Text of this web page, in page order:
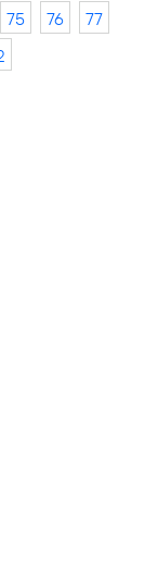
75 76
77